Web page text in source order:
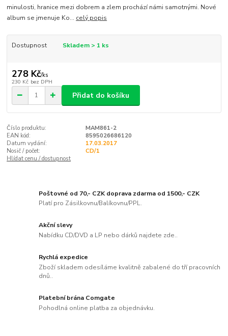
minulosti, hranice mezi dobrem a zlem prochází námi samotnými. Nové
album se jmenuje Ko... celý popis
Dostupnost Skladem > 1 ks
278 Kč/ks
230 Kč bez DPH
Přidat do košíku
Číslo produktu:
MAM861-2
EAN kód:
8595026686120
Datum vydání:
17.03.2017
Nosič / počet:
CD/1
Hlídat cenu / dostupnost
Poštovné od 70,- CZK doprava zdarma od 1500,- CZK
Platí pro Zásilkovnu/Balíkovnu/PPL.
Akční slevy
Nabídku CD/DVD a LP nebo dárků najdete zde..
Rychlá expedice
Zboží skladem odesíláme kvalitně zabalené do tří pracovních
dnů..
Platební brána Comgate
Pohodlná online platba za objednávku.